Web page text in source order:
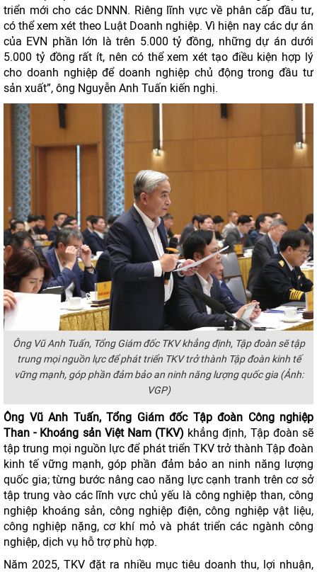
triển mới cho các DNNN. Riêng lĩnh vực về phân cấp đầu tư,
có thể xem xét theo Luật Doanh nghiệp. Vì hiện nay các dự án
của EVN phần lớn là trên 5.000 tỷ đồng, những dự án dưới
5.000 tỷ đồng rất ít, nên có thể xem xét tạo điều kiện hợp lý
cho doanh nghiệp để doanh nghiệp chủ động trong đầu tư
sản xuất”, ông Nguyễn Anh Tuấn kiến nghị.
Ông Vũ Anh Tuấn, Tổng Giám đốc TKV khẳng định, Tập đoàn sẽ tập
trung mọi nguồn lực để phát triển TKV trở thành Tập đoàn kinh tế
vững mạnh, góp phần đảm bảo an ninh năng lượng quốc gia (Ảnh:
VGP)
Ông Vũ Anh Tuấn, Tổng Giám đốc Tập đoàn Công nghiệp
Than - Khoáng sản Việt Nam (TKV) khẳng định, Tập đoàn sẽ
tập trung mọi nguồn lực để phát triển TKV trở thành Tập đoàn
kinh tế vững mạnh, góp phần đảm bảo an ninh năng lượng
quốc gia; từng bước nâng cao năng lực cạnh tranh trên cơ sở
tập trung vào các lĩnh vực chủ yếu là công nghiệp than, công
nghiệp khoáng sản, công nghiệp điện, công nghiệp vật liệu,
công nghiệp nặng, cơ khí mỏ và phát triển các ngành công
nghiệp, dịch vụ hỗ trợ phù hợp.
Năm 2025, TKV đặt ra nhiều mục tiêu doanh thu, lợi nhuận,